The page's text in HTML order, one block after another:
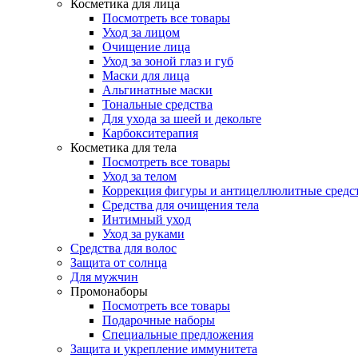
Косметика для лица
Посмотреть все товары
Уход за лицом
Очищение лица
Уход за зоной глаз и губ
Маски для лица
Альгинатные маски
Тональные средства
Для ухода за шеей и декольте
Карбокситерапия
Косметика для тела
Посмотреть все товары
Уход за телом
Коррекция фигуры и антицеллюлитные
Средства для очищения тела
Интимный уход
Уход за руками
Средства для волос
Защита от солнца
Для мужчин
Промонаборы
Посмотреть все товары
Подарочные наборы
Специальные предложения
Защита и укрепление иммунитета